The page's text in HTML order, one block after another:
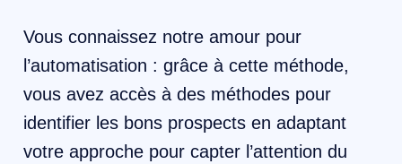
Vous connaissez notre amour pour
l’automatisation : grâce à cette méthode,
vous avez accès à des méthodes pour
identifier les bons prospects en adaptant
votre approche pour capter l’attention du